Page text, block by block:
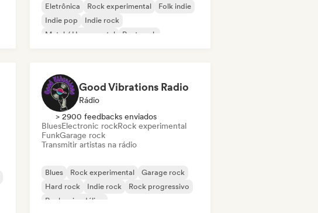
Eletrônica Rock experimental
Folk indie
Indie pop
Indie rock
Metal / Heavy metal
Post punk
Good Vibrations Radio
Rádio
> 2900 feedbacks enviados
BluesElectronic rockRock experimental
FunkGarage rock
Transmitir artistas na rádio
Blues Rock experimental
Garage rock
Hard rock
Indie rock
Rock progressivo
Rock psicodélico